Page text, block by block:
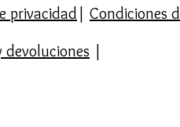
privacidad | Condiciones
devoluciones |